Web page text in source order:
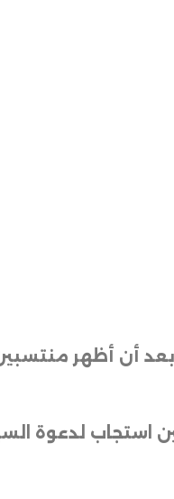
بعد أن أظهر
استجاب لدعوة